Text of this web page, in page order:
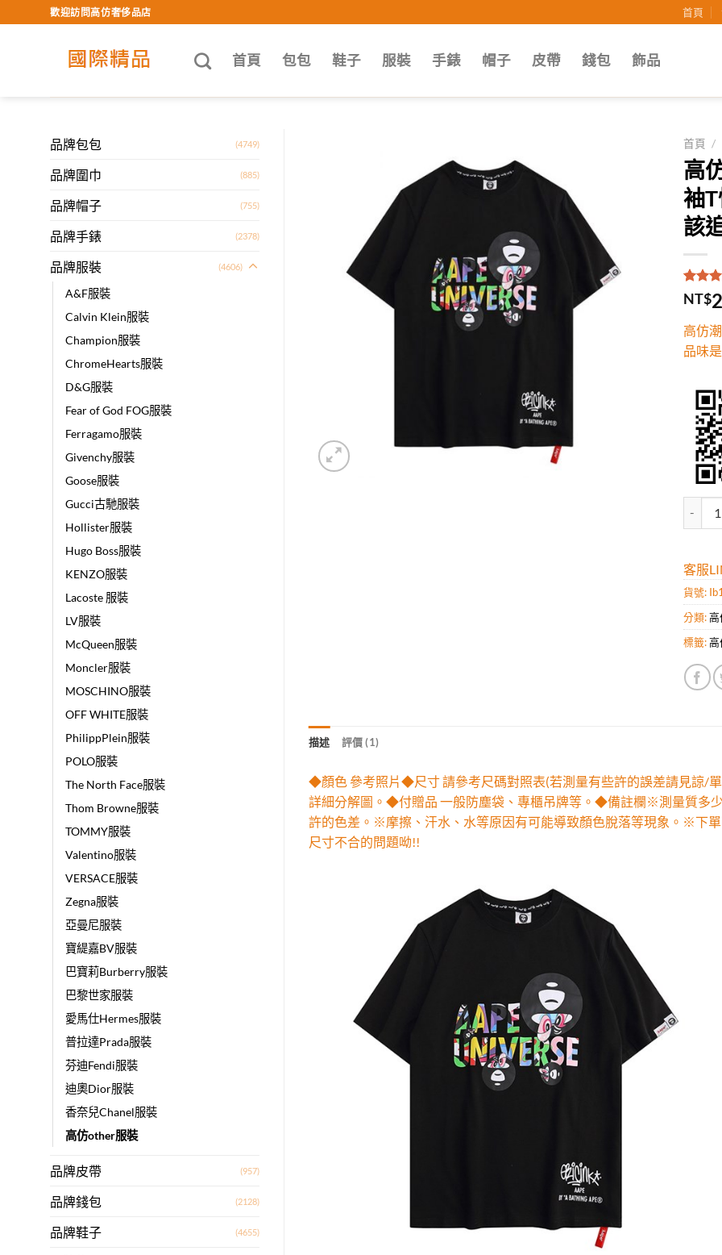
to
歡迎訪問高仿奢侈品店 首頁
首頁 包包 鞋子 服裝 手錶 帽子 皮帶 錢包 飾品
品牌包包 (4749)
品牌圍巾 (885)
品牌帽子 (755)
品牌手錶 (2378)
品牌服裝 (4606)
A&F服裝
Calvin Klein服裝
Champion服裝
ChromeHearts服裝
D&G服裝
Fear of God FOG服裝
Ferragamo服裝
Givenchy服裝
Goose服裝
Gucci古馳服裝
Hollister服裝
Hugo Boss服裝
KENZO服裝
Lacoste 服裝
LV服裝
McQueen服裝
Moncler服裝
MOSCHINO服裝
OFF WHITE服裝
PhilippPlein服裝
POLO服裝
The North Face服裝
Thom Browne服裝
TOMMY服裝
Valentino服裝
VERSACE服裝
Zegna服裝
亞曼尼服裝
寶緹嘉BV服裝
巴寶莉Burberry服裝
巴黎世家服裝
愛馬仕Hermes服裝
普拉達Prada服裝
芬迪Fendi服裝
迪奧Dior服裝
香奈兒Chanel服裝
高仿other服裝
品牌皮帶 (957)
品牌錢包 (2128)
品牌鞋子 (4655)
首頁 /
高
袖
該
評分
5，
1
分
NT$
高仿
品味
客服
貨號:
分類:高
標籤:高
描述 評價 (1)
◆顏色 參考照片◆尺寸 請參考尺碼對照表(若測量有些許的誤差請見諒/
詳細分解圖。◆付贈品 一般防塵袋、專櫃吊牌等。◆備註欄※測量質多
許的色差。※摩擦、汗水、水等原因有可能導致顏色脫落等現象。※下
尺寸不合的問題呦!!